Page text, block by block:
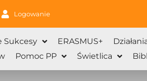
Logowanie
Sukcesy ERASMUS+
Pomoc PP Świetlica